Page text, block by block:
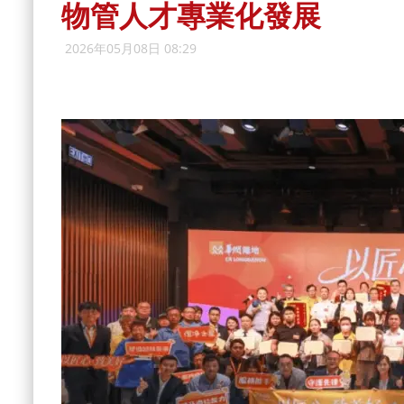
物管人才專業化發展
2026年05月08日 08:29